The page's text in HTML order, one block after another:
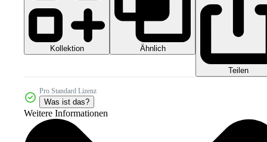
Kollektion Ähnlich
Teilen
Pro Standard Lizenz
Was ist das?
Weitere Informationen